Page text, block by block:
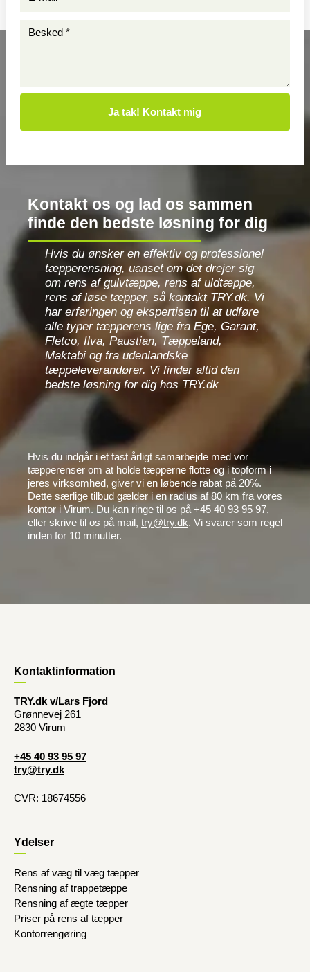
Besked
Kontakt os og lad os sammen
finde den bedste løsning for dig
Hvis du ønsker en effektiv og professionel
tæpperensning, uanset om det drejer sig
om rens af gulvtæppe, rens af uldtæppe,
rens af løse tæpper, så kontakt TRY.dk. Vi
har erfaringen og ekspertisen til at udføre
alle typer tæpperens lige fra Ege, Garant,
Fletco, Ilva, Paustian, Tæppeland,
Maktabi og fra udenlandske
tæppeleverandører. Vi finder altid den
bedste løsning for dig hos TRY.dk
Hvis du indgår i et fast årligt samarbejde med vor
tæpperenser om at holde tæpperne flotte og i topform i
jeres virksomhed, giver vi en løbende rabat på 20%.
Dette særlige tilbud gælder i en radius af 80 km fra vores
kontor i Virum. Du kan ringe til os på +45 40 93 95 97,
eller skrive til os på mail, try@try.dk. Vi svarer som regel
inden for 10 minutter.
Kontaktinformation
TRY.dk v/Lars Fjord
Grønnevej 261
2830 Virum
+45 40 93 95 97
try@try.dk
CVR: 18674556
Ydelser
Rens af væg til væg tæpper
Rensning af trappetæppe
Rensning af ægte tæpper
Priser på rens af tæpper
Kontorrengøring